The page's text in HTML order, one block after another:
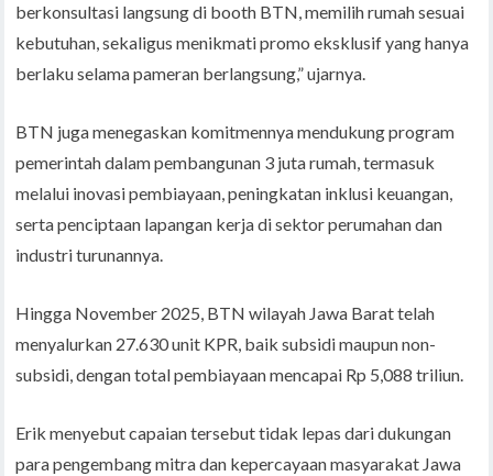
berkonsultasi langsung di booth BTN, memilih rumah sesuai
kebutuhan, sekaligus menikmati promo eksklusif yang hanya
berlaku selama pameran berlangsung,” ujarnya.
BTN juga menegaskan komitmennya mendukung program
pemerintah dalam pembangunan 3 juta rumah, termasuk
melalui inovasi pembiayaan, peningkatan inklusi keuangan,
serta penciptaan lapangan kerja di sektor perumahan dan
industri turunannya.
Hingga November 2025, BTN wilayah Jawa Barat telah
menyalurkan 27.630 unit KPR, baik subsidi maupun non-
subsidi, dengan total pembiayaan mencapai Rp 5,088 triliun.
Erik menyebut capaian tersebut tidak lepas dari dukungan
para pengembang mitra dan kepercayaan masyarakat Jawa